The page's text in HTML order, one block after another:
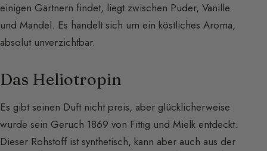
einigen Gärtnern findet, liegt zwischen Puder, Vanille
und Mandel. Es handelt sich um ein köstliches Aroma,
absolut unverzichtbar.
Das Heliotropin
Es gibt seinen Duft nicht preis, aber glücklicherweise
wurde sein Geruch 1869 von Fittig und Mielk entdeckt.
Dieser Rohstoff ist synthetisch, kann aber auch aus der